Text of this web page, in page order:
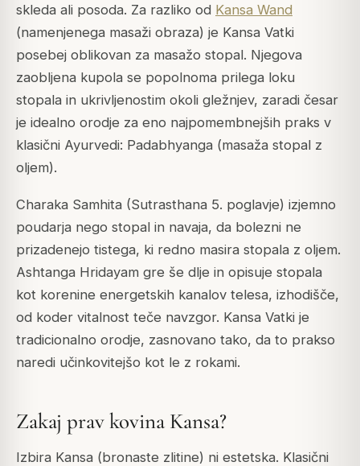
skleda ali posoda. Za razliko od Kansa Wand
(namenjenega masaži obraza) je Kansa Vatki
posebej oblikovan za masažo stopal. Njegova
zaobljena kupola se popolnoma prilega loku
stopala in ukrivljenostim okoli gležnjev, zaradi česar
je idealno orodje za eno najpomembnejših praks v
klasični Ayurvedi: Padabhyanga (masaža stopal z
oljem).
Charaka Samhita (Sutrasthana 5. poglavje) izjemno
poudarja nego stopal in navaja, da bolezni ne
prizadenejo tistega, ki redno masira stopala z oljem.
Ashtanga Hridayam gre še dlje in opisuje stopala
kot korenine energetskih kanalov telesa, izhodišče,
od koder vitalnost teče navzgor. Kansa Vatki je
tradicionalno orodje, zasnovano tako, da to prakso
naredi učinkovitejšo kot le z rokami.
Zakaj prav kovina Kansa?
Izbira Kansa (bronaste zlitine) ni estetska. Klasični